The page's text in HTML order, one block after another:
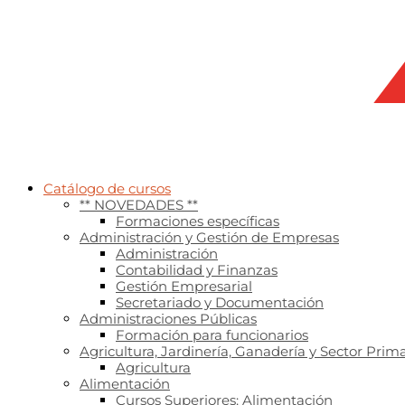
Catálogo de cursos
** NOVEDADES **
Formaciones específicas
Administración y Gestión de Empresas
Administración
Contabilidad y Finanzas
Gestión Empresarial
Secretariado y Documentación
Administraciones Públicas
Formación para funcionarios
Agricultura, Jardinería, Ganadería y Sector
Agricultura
Alimentación
Cursos Superiores: Alimentación